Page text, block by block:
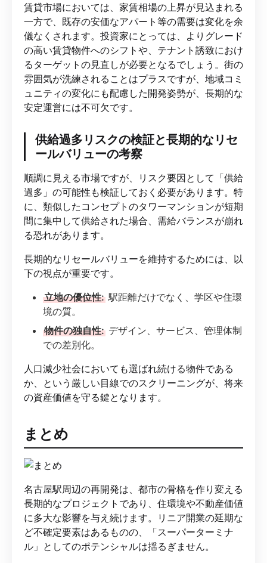
賃貸市場においては、家賃相場の上昇が見込まれる
一方で、既存の安価なアパート等の需要は変化を余
儀なくされます。投資家にとっては、よりグレード
の高い賃貸物件へのシフトや、テナント誘致におけ
るターゲットの見直しが必要となるでしょう。街の
雰囲気が洗練されることはプラスですが、地域コミ
ュニティの変化にも配慮した開発姿勢が、長期的な
安定運営には不可欠です。
供給過多リスクの検証と長期的なリセ
ールバリューの考察
順調に見える市場ですが、リスク要因として「供給
過多」の可能性も検証しておく必要があります。特
に、類似したコンセプトのタワーマンションが短期
間に集中して供給された場合、需給バランスが崩れ
る恐れがあります。
長期的なリセールバリューを維持するためには、以
下の視点が重要です。
立地の優位性: 駅距離だけでなく、学区や住環
境の質。
物件の独自性: デザイン、サービス、管理体制
での差別化。
人口減少社会においても選ばれ続ける物件である
か、という厳しい目線でのスクリーニングが、将来
の資産価値を守る鍵となります。
まとめ
名古屋駅周辺の再開発は、都市の骨格を作り変える
長期的なプロジェクトであり、住環境や不動産価値
に多大な影響を与え続けます。リニア開業の延期な
ど不確定要素はあるものの、「スーパーターミナ
ル」としてのポテンシャルは揺るぎません。